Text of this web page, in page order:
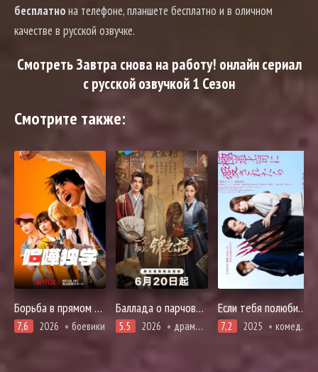
бесплатнона телефоне, планшете бесплатно и в оличном
качестве в русской озвучке.
Смотреть Завтра снова на работу! онлайн сериал
с русской озвучкой 1 Сезон
Смотрите также:
Борьба в прямом эфире
7,6 2026 боевики
Баллада о парчовых одеждах
5.5 2026 драма, история, романтика
Если тебя полюбил босс якудза
7,2 2025 комедия, романтика